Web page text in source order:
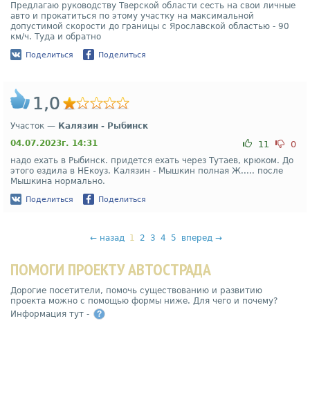
Предлагаю руководству Тверской области сесть на свои личные
авто и прокатиться по этому участку на максимальной
допустимой скорости до границы с Ярославской областью - 90
км/ч. Туда и обратно
Поделиться Поделиться
1,0
Участок — Калязин - Рыбинск
04.07.2023г. 14:31
11 0
надо ехать в Рыбинск. придется ехать через Тутаев, крюком. До
этого ездила в НЕкоуз. Калязин - Мышкин полная Ж..... после
Мышкина нормально.
Поделиться Поделиться
← назад 1 2 3 4 5 вперед →
ПОМОГИ ПРОЕКТУ АВТОСТРАДА
Дорогие посетители, помочь существованию и развитию
проекта можно с помощью формы ниже. Для чего и почему?
Информация тут -
?